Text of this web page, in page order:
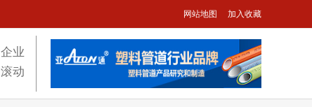
网站地图 加入收藏
企业
滚动